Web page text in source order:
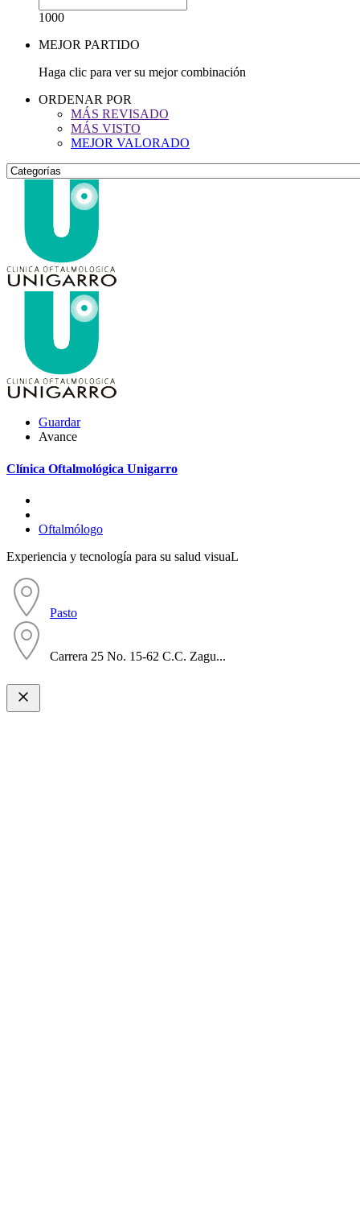
1000
MEJOR PARTIDO
Haga clic para ver su mejor combinación
ORDENAR POR
MÁS REVISADO
MÁS VISTO
MEJOR VALORADO
Guardar
Avance
Clínica Oftalmológica Unigarro
Oftalmólogo
Experiencia y tecnología para su salud visuaL
Pasto
Carrera 25 No. 15-62 C.C. Zagu...